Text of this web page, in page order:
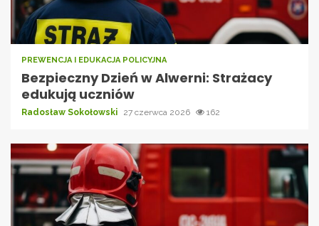
PREWENCJA I EDUKACJA POLICYJNA
Bezpieczny Dzień w Alwerni: Strażacy
edukują uczniów
Radosław Sokołowski 27 czerwca 2026 162